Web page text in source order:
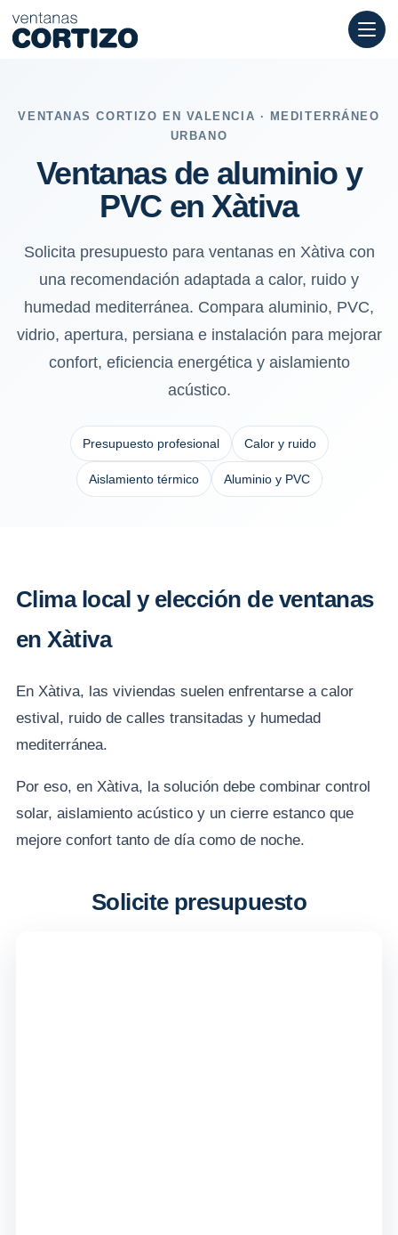
Ventanas de aluminio y PVC en Xàtiva: calor, ruido y
VENTANAS CORTIZO EN VALENCIA · MEDITERRÁNEO
URBANO
Ventanas de aluminio y
PVC en Xàtiva
Solicita presupuesto para ventanas en Xàtiva con
una recomendación adaptada a calor, ruido y
humedad mediterránea. Compara aluminio, PVC,
vidrio, apertura, persiana e instalación para mejorar
confort, eficiencia energética y aislamiento
acústico.
Presupuesto profesional Calor y ruido
Aislamiento térmico Aluminio y PVC
Clima local y elección de ventanas
en Xàtiva
En Xàtiva, las viviendas suelen enfrentarse a calor
estival, ruido de calles transitadas y humedad
mediterránea.
Por eso, en Xàtiva, la solución debe combinar control
solar, aislamiento acústico y un cierre estanco que
mejore confort tanto de día como de noche.
Solicite presupuesto